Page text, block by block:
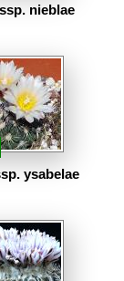
nieblae
ysabelae